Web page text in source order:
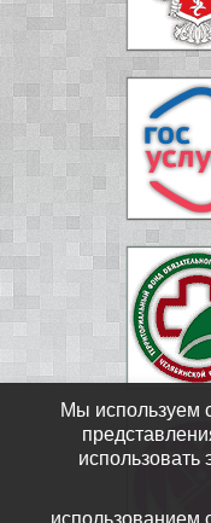
Мы используем
использовать